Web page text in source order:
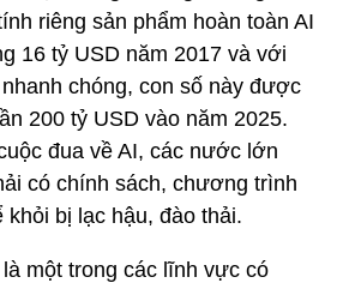
riêng sản phẩm hoàn toàn AI
16 tỷ USD năm 2017 và với
chóng, con số này được
200 tỷ USD vào năm 2025.
đua về AI, các nước lớn
có chính sách, chương trình
bị lạc hậu, đào thải.
một trong các lĩnh vực có